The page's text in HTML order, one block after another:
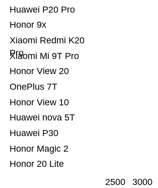
Honor 20 Lite
Honor Magic 2
Huawei P30
Huawei nova 5T
Honor View 10
OnePlus 7T
Honor View 20
Xiaomi Mi 9T Pro
Xiaomi Redmi K20
Pro
Honor 9x
Huawei P20 Pro
2500 3000